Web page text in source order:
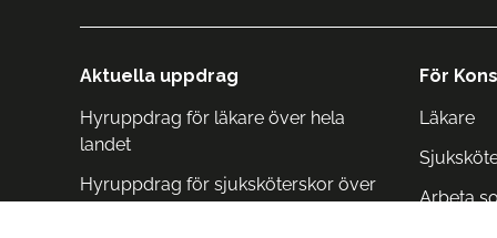
Aktuella uppdrag
Hyruppdrag för läkare över hela
landet
Hyruppdrag för sjuksköterskor över
För
Läkare
Arbeta